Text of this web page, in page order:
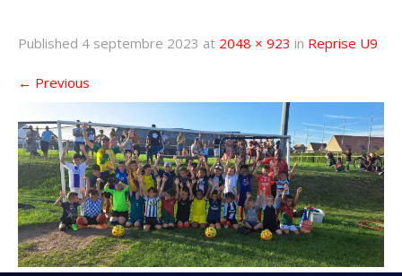
Published 4 septembre 2023 at 2048 × 923 in Reprise U9
← Previous